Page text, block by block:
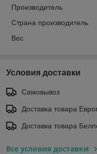
Производитель
Страна производитель
Вес
Условия доставки
Самовывоз
Доставка товара
Доставка товара
Все условия доставки